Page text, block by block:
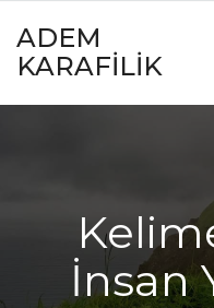
ADEM
KARAFILIK
İnsan